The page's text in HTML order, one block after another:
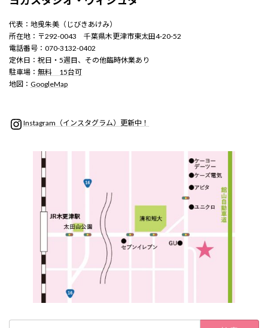
代表：地曵朱美（じびきあけみ）
所在地：〒292-0043 千葉県木更津市東太田4-20-52
電話番号：070-3132-0402
定休日：祝日・5週目、その他臨時休業あり
駐車場： 無料 15台可
地図： GoogleMap
Instagram
Instagram（インスタグラム）更新中！